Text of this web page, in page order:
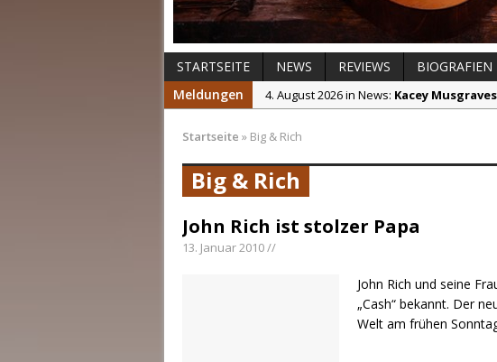
STARTSEITE NEWS REVIEWS BIOGRAFIEN
Meldungen
4. August 2026 in News: Kacey
2. August 2026 in News:
Chris Johnson &
5. August 2026 in News:Danke für Euer
Startseite » Big & Rich
Big & Rich
John Rich ist stolzer Papa
13. Januar 2010 //
John Rich und seine
„Cash“ bekannt. Der
Welt am frühen